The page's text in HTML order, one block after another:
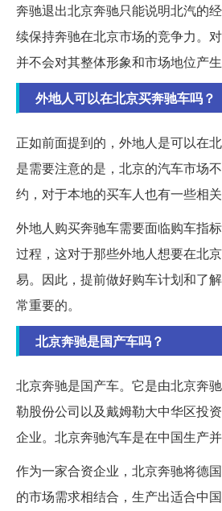
奔驰退出北京奔驰只能说明北汽的
续保持奔驰在北京市场的竞争力。
并不会对其整体形象和市场地位产生
外地人可以在北京买奔驰车吗？
正如前面提到的，外地人是可以在
是需要注意的是，北京的汽车市场
约，对于本地的买车人也有一些相关
外地人购买奔驰车需要面临购车指
过程，这对于那些外地人想要在北
易。因此，提前做好购车计划和了
常重要的。
北京奔驰是国产车吗？
北京奔驰是国产车。它是由北京奔
勒股份公司以及戴姆勒大中华区投
企业。北京奔驰汽车是在中国生产并
作为一家合资企业，北京奔驰将德
的市场需求相结合，生产出适合中